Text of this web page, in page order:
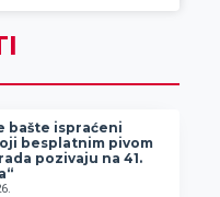
bašte ispraćeni
besplatnim pivom
pozivaju na 41.